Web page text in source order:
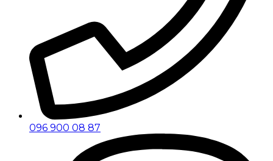
096 900 08 87